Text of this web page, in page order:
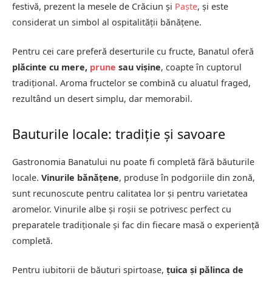
festivă, prezent la mesele de Crăciun și Paște, și este
considerat un simbol al ospitalității bănățene.
Pentru cei care preferă deserturile cu fructe, Banatul oferă
plăcinte cu mere, prune sau vișine, coapte în cuptorul
tradițional. Aroma fructelor se combină cu aluatul fraged,
rezultând un desert simplu, dar memorabil.
Bauturile locale: tradiție și savoare
Gastronomia Banatului nu poate fi completă fără băuturile
locale. Vinurile bănățene, produse în podgoriile din zonă,
sunt recunoscute pentru calitatea lor și pentru varietatea
aromelor. Vinurile albe și roșii se potrivesc perfect cu
preparatele tradiționale și fac din fiecare masă o experiență
completă.
Pentru iubitorii de băuturi spirtoase, țuica și pălinca de